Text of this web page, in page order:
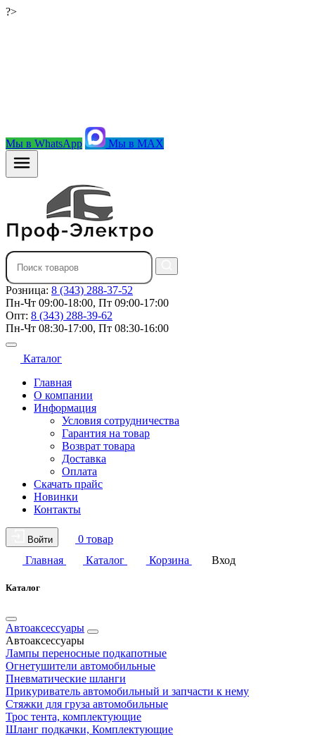
?>
Мы в WhatsApp Мы в MAX
Розница: 8 (343) 288-37-52
Пн-Чт 09:00-18:00, Пт 09:00-17:00
Опт: 8 (343) 288-39-62
Пн-Чт 08:30-17:00, Пт 08:30-16:00
Каталог
Главная
О компании
Информация
Условия сотрудничества
Гарантия на товар
Возврат товара
Доставка
Оплата
Скачать прайс
Новинки
Контакты
Войти
0 товар
Главная
Каталог Корзина Вход
Каталог
Автоаксессуары
Автоаксессуары
Лампы переносные подкапотные
Огнетушители автомобильные
Пневматические шланги
Прикуриватель автомобильный и запчасти к нему
Стяжки для груза автомобильные
Трос тента, комплектующие
Шланг подкачки, Комплектующие